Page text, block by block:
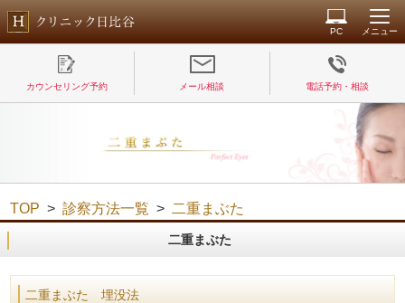
PC メニュー
カウンセリング予約 メール相談 電話予約・相談
TOP >診察方法一覧 > 二重まぶた
二重まぶた
二重まぶた 埋没法